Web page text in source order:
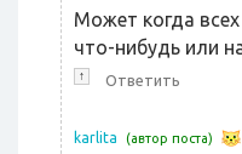
Может когда
что-нибудь или
↑ Ответить
karlita (автор поста)